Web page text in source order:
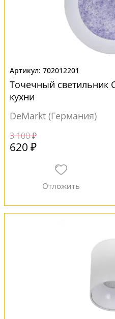
702012201
Точечный светильник
кухни
DeMarkt (Германия)
3 100 ₽
620 ₽